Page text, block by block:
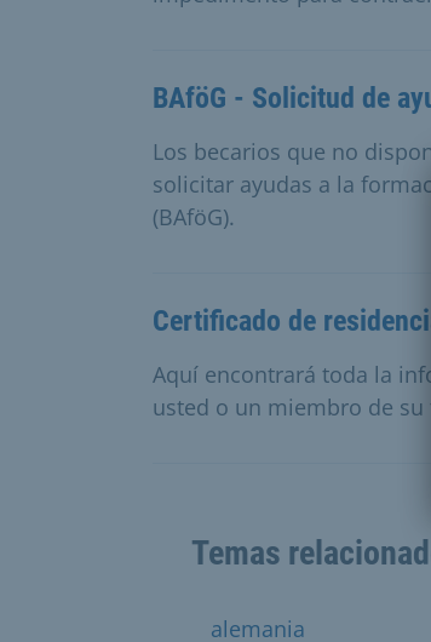
BAföG - Solicitud de
Los becarios que no
solicitar ayudas a la
(BAföG).
Certificado de
Aquí encontrará toda la
usted o un miembro de su
Temas
alemania